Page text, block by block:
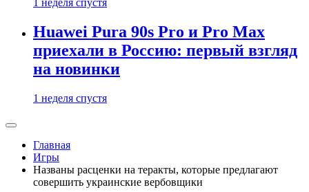
1 неделя спустя
Huawei Pura 90s Pro и Pro Max
приехали в Россию: первый взгляд
на новинки
1 неделя спустя
Главная
Игры
Названы расценки на теракты, которые предлагают
совершить украинские вербовщики